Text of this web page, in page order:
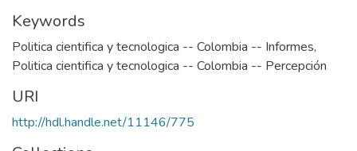
Keywords
Politica cientifica y tecnologica -- Colombia -- Informes,
Politica cientifica y tecnologica -- Colombia -- Percepción
URI
http://hdl.handle.net/11146/775